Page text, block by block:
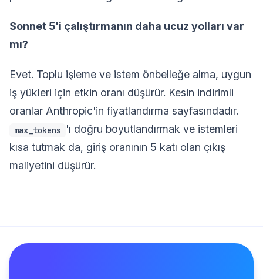
Sonnet 5'i çalıştırmanın daha ucuz yolları var
mı?
Evet. Toplu işleme ve istem önbelleğe alma, uygun
iş yükleri için etkin oranı düşürür. Kesin indirimli
oranlar Anthropic'in fiyatlandırma sayfasındadır.
max_tokens
'ı doğru boyutlandırmak ve istemleri
kısa tutmak da, giriş oranının 5 katı olan çıkış
maliyetini düşürür.